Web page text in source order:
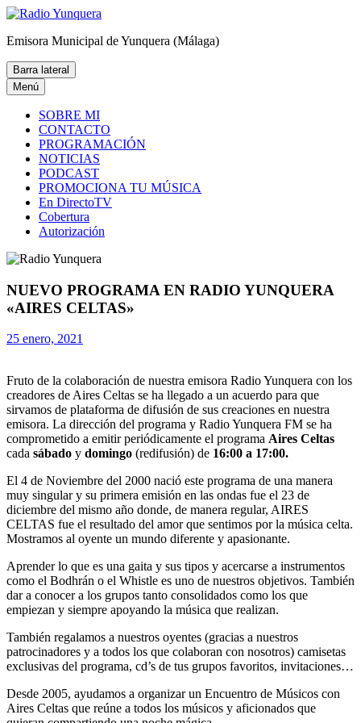
Saltar
contenido
Radio Yunquera
Emisora Municipal de Yunquera (Málaga)
Barra lateral
Menú
SOBRE MI
CONTACTO
PROGRAMACIÓN
NOTICIAS
PODCAST
PROMOCIONA TU MÚSICA
En DirectoTV
Cobertura
Autorización
NUEVO PROGRAMA EN RADIO YUNQUERA
«AIRES CELTAS»
25 enero, 2021
Fruto de la colaboración de nuestra emisora Radio Yunquera con los
creadores de Aires Celtas se ha llegado a un acuerdo para que
sirvamos de plataforma de difusión de sus creaciones en nuestra
emisora. La dirección del programa y Radio Yunquera FM se ha
comprometido a emitir periódicamente el programa Aires Celtas
cada sábado y domingo (redifusión) de 16:00 a 17:00.
El 4 de Noviembre del 2000 nació este programa de una manera
muy singular y su primera emisión en las ondas fue el 23 de
diciembre del mismo año donde, de manera regular, AIRES
CELTAS fue el resultado del amor que sentimos por la música celta.
Mostramos al oyente un mundo diferente y apasionante.
Aprender lo que es una gaita y sus tipos y acercarse a instrumentos
como el Bodhrán o el Whistle es uno de nuestros objetivos. También
dar a conocer a los grupos tanto consolidados como los que
empiezan y siempre apoyando la música que realizan.
También regalamos a nuestros oyentes (gracias a nuestros
patrocinadores y a todos los que colaboran con nosotros) camisetas
exclusivas del programa, cd’s de tus grupos favoritos, invitaciones…
Desde 2005, ayudamos a organizar un Encuentro de Músicos con
Aires Celtas que reúne a todos los músicos y aficionados que